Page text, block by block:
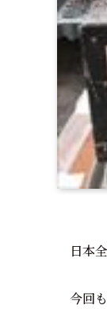
日本
今回